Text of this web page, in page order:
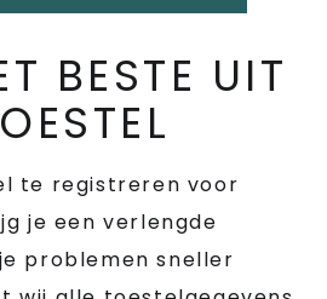
BESTE UIT
te registreren voor
je een verlengde
problemen sneller